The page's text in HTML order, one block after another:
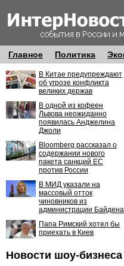
Главное Политика
В Китае предупреждают
об угрозе конфликта
великих держав
В одной из кофеен
Львова неожиданно
появилась Анджелина
Джоли
Bloomberg рассказал о
содержании нового
пакета санкций ЕС
против России
В МИД указали на
массовый отток
чиновников из
администрации Байдена
Папа Римский хотел бы
приехать в Киев
Новости шоу-бизнеса